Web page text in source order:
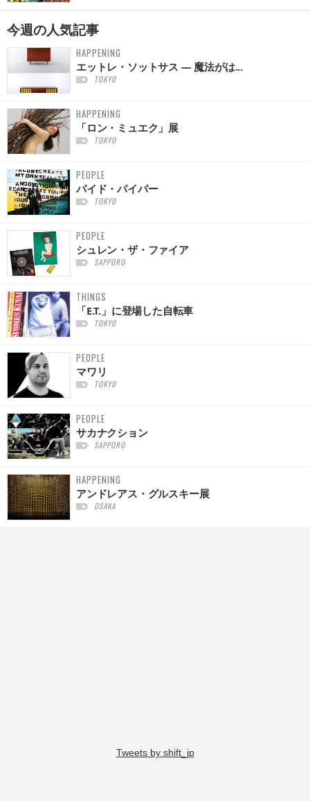
今週の人気記事
HAPPENING
エットレ・ソットサス — 魔法がは...
TOKYO
HAPPENING
「ロン・ミュエク」展
TOKYO
PEOPLE
パイド・パイパー
TOKYO
PEOPLE
シュレン・ザ・ファイア
SAPPORO
THINGS
「E.T.」に登場した自転車
TOKYO
PEOPLE
マワリ
TOKYO
PEOPLE
サカナクション
SAPPORO
HAPPENING
アンドレアス・グルスキー展
OSAKA
Tweets by shift_jp